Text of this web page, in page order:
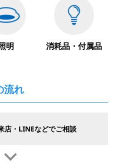
明 消耗品・付属品
流れ
店・LINEなどでご相談